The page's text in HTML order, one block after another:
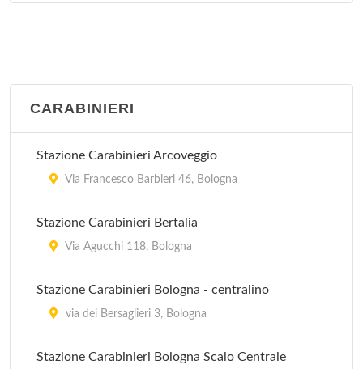
CARABINIERI
Stazione Carabinieri Arcoveggio
Via Francesco Barbieri 46, Bologna
Stazione Carabinieri Bertalia
Via Agucchi 118, Bologna
Stazione Carabinieri Bologna - centralino
via dei Bersaglieri 3, Bologna
Stazione Carabinieri Bologna Scalo Centrale